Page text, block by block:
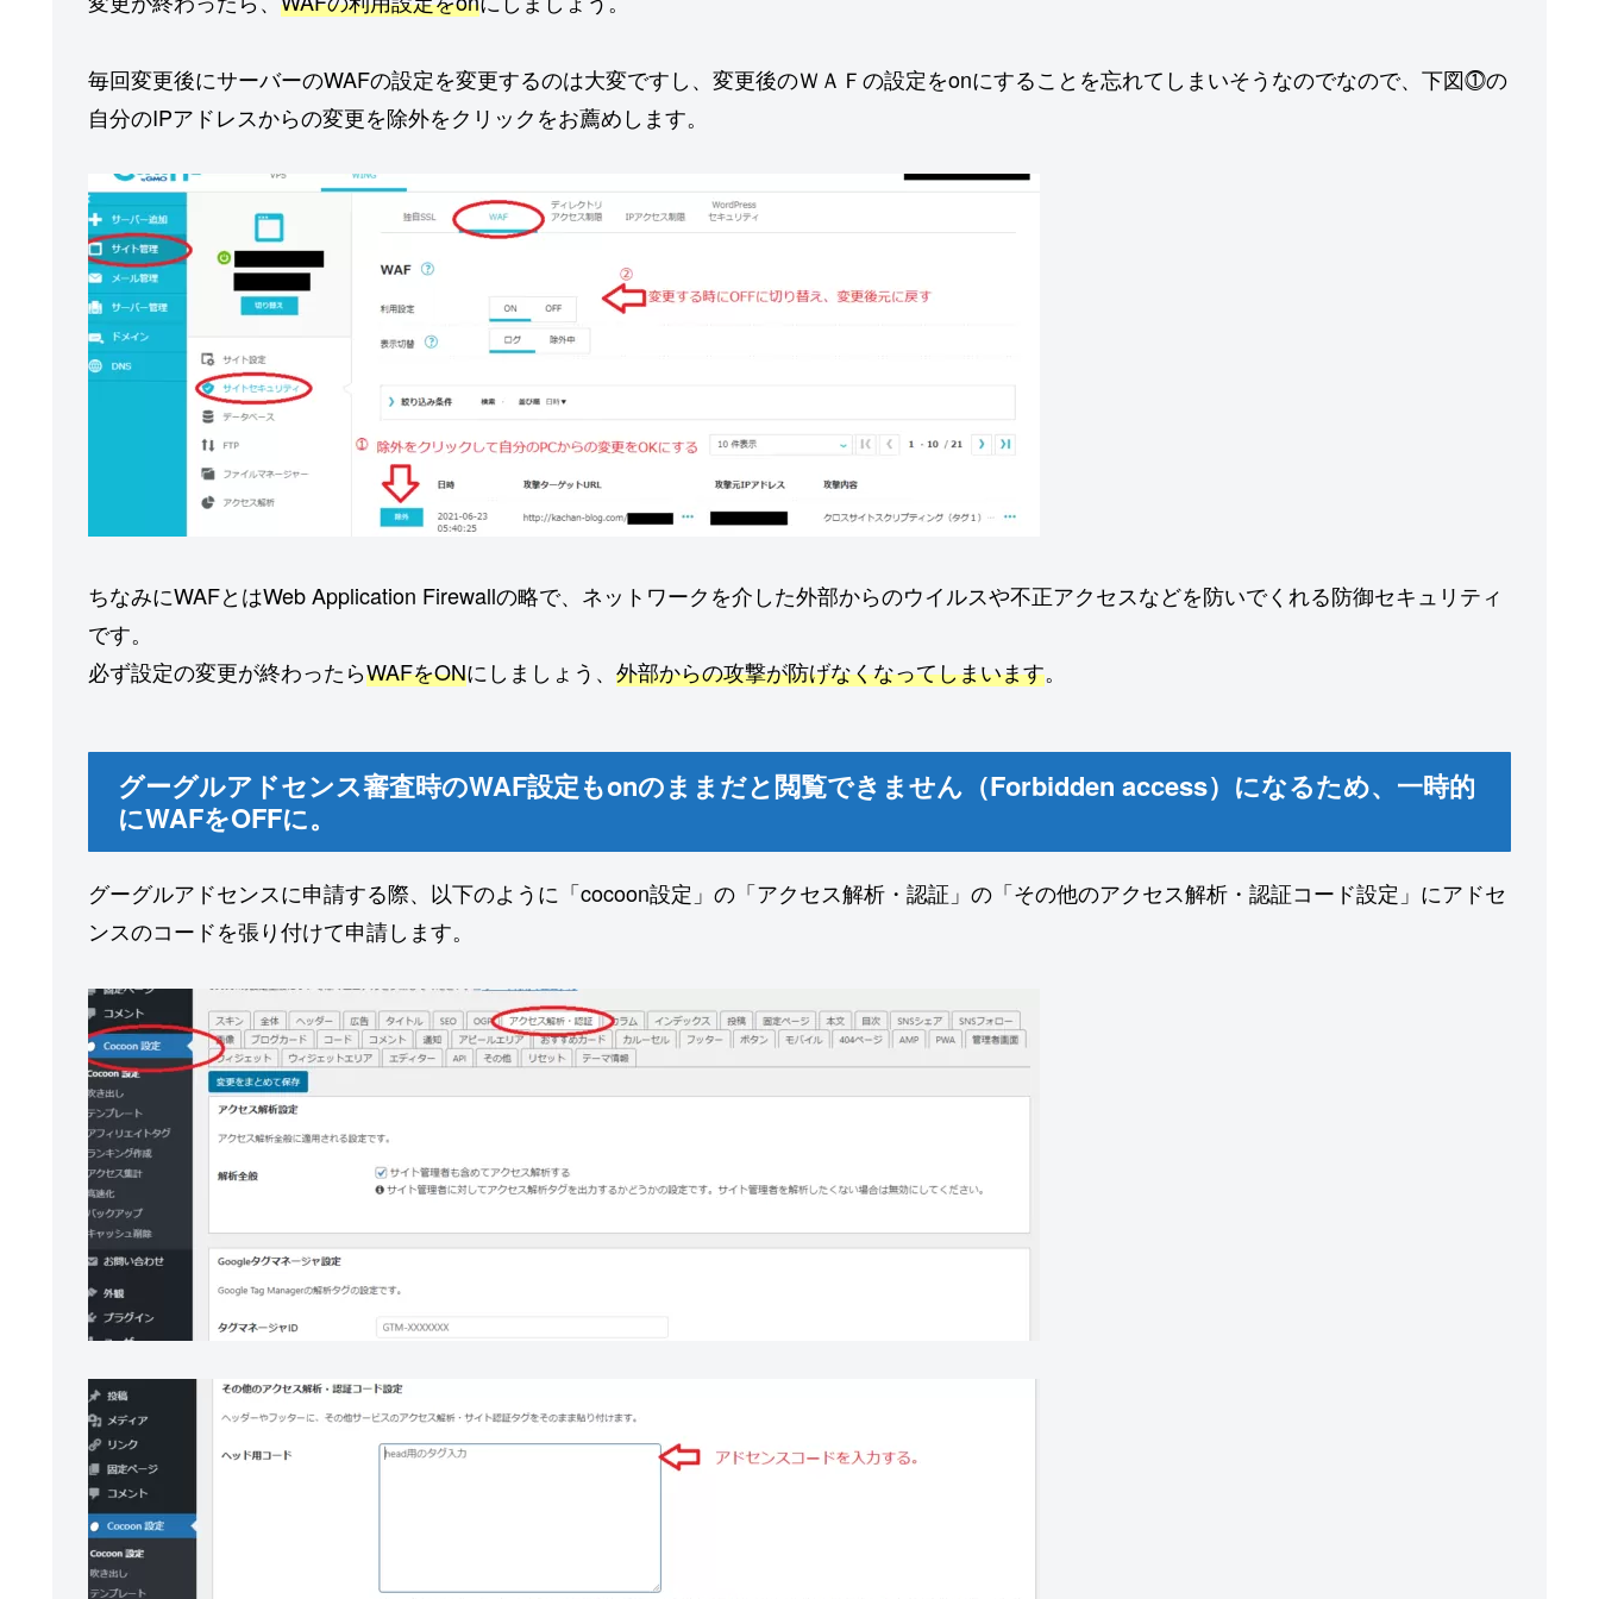
毎回変更後にサーバーのWAFの設定を変更するのは大変ですし、変更後のＷＡＦの設定をonにすることを忘れてしまいそうなのでなので、下図⓵の
自分のIPアドレスからの変更を除外をクリックをお薦めします。
ちなみにWAFとはWeb Application Firewallの略で、ネットワークを介した外部からのウイルスや不正アクセスなどを防いでくれる防御セキュリティ
です。
必ず設定の変更が終わったらWAFをONにしましょう、 外部からの攻撃が防げなくなってしまいます。
グーグルアドセンス審査時のWAF設定もonのままだと閲覧できません（Forbidden access）になるため、一時的
にWAFをOFFに。
グーグルアドセンスに申請する際、以下のように「cocoon設定」の「アクセス解析・認証」の「その他のアクセス解析・認証コード設定」にアドセ
ンスのコードを張り付けて申請します。